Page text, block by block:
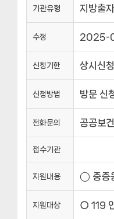
기관유형 지방출
수정 2025-
신청기한 상시신청
신청방법 방문 신
전화문의 공공보
접수기관
지원내용 ◯ 중증
지원대상 ○ 119